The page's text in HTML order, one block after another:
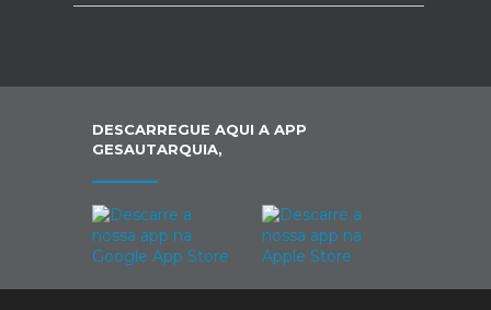
DESCARREGUE AQUI A APP
GESAUTARQUIA,